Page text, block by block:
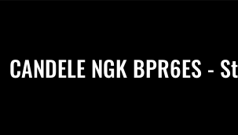
CANDELE NGK BPR6ES -